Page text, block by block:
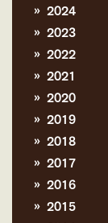
2024
2023
2022
2021
2020
2019
2018
2017
2016
2015